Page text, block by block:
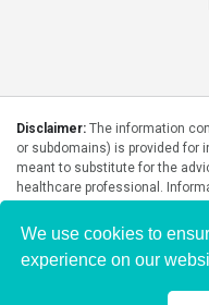
Disclaimer: The information
or subdomains) is provided for
meant to substitute for the
healthcare professional.
supplements, programs etc
the Food and Drug
intended to diagnose, treat,
product packaging carefully
products will vary from person
We use cookies to
experience on our